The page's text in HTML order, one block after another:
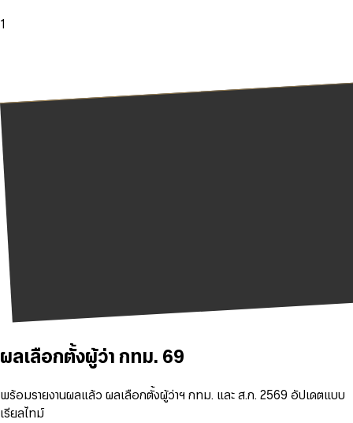
1
ผลเลือกตั้งผู้ว่า กทม. 69
พร้อมรายงานผลแล้ว ผลเลือกตั้งผู้ว่าฯ กทม. และ ส.ก. 2569 อัปเดตแบบ
เรียลไทม์